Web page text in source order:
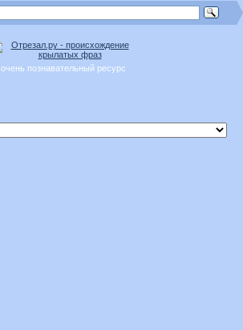
очень познавательный ресурс